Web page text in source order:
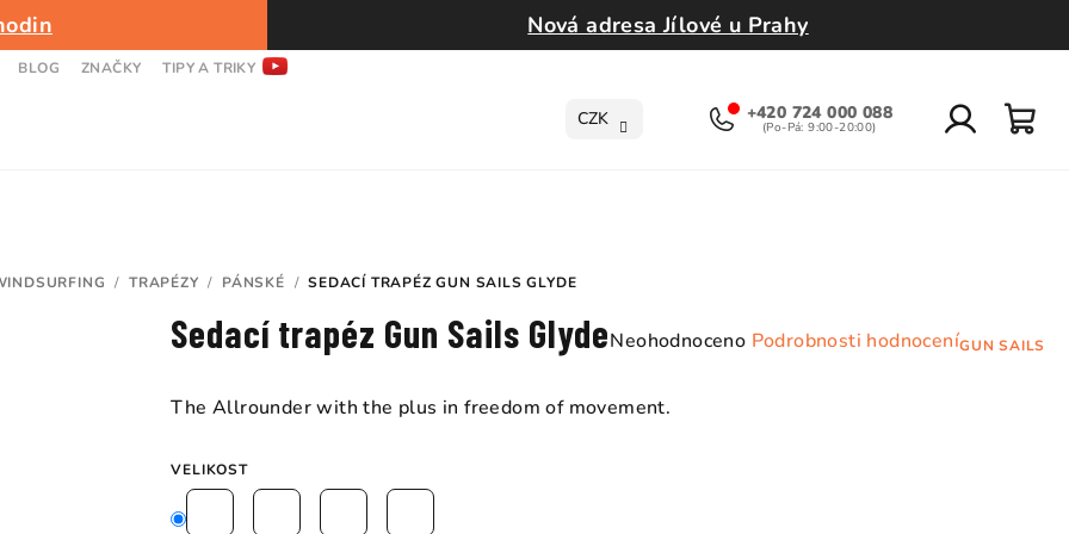
Nová adresa Jílové u Prahy
BLOG ZNAČKY TIPY A TRIKY
CZK +420 724 000 088
/ TRAPÉZY / PÁNSKÉ / SEDACÍ TRAPÉZ GUN SAILS GLYDE
GUN SAILS
Sedací trapéz Gun Sails GlydePrůměrné
produktu
Neohodnoceno Podrobnosti hodnocení
The Allrounder with the plus in freedom of movement.
VELIKOST